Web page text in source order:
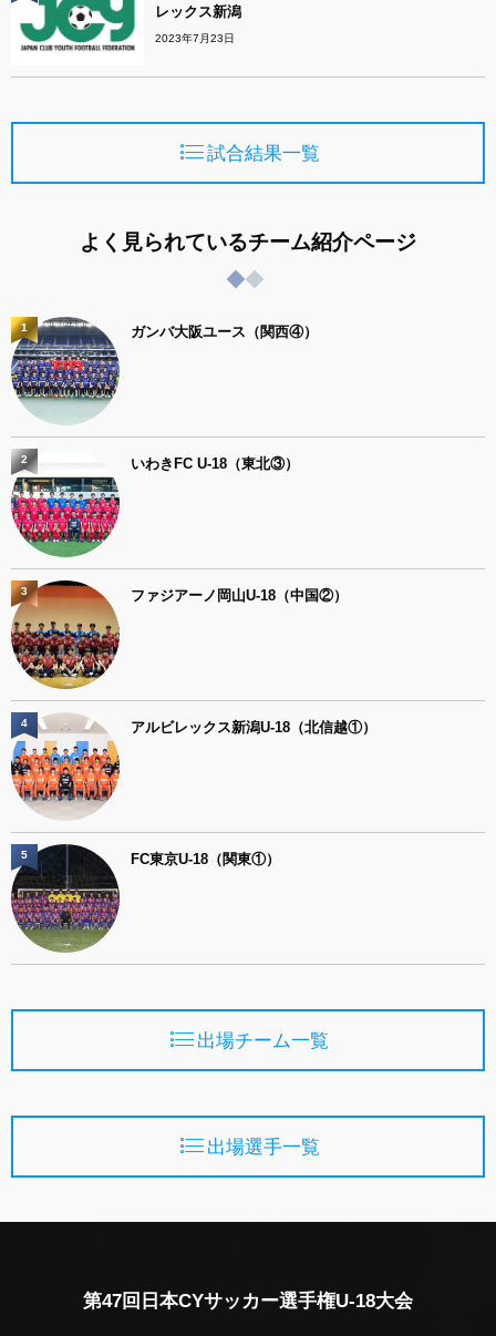
レックス新潟
2023年7月23日
試合結果一覧
よく見られているチーム紹介ページ
ガンバ大阪ユース（関西④）
1
いわきFC U-18（東北③）
2
ファジアーノ岡山U-18（中国②）
3
アルビレックス新潟U-18（北信越①）
4
FC東京U-18（関東①）
5
出場チーム一覧
出場選手一覧
第47回日本CYサッカー選手権U-18大会